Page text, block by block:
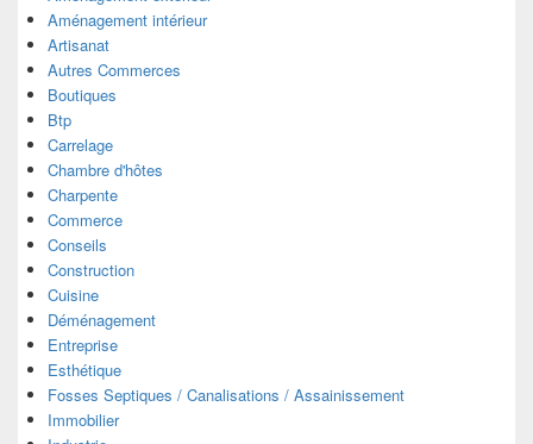
Aménagement intérieur
Artisanat
Autres Commerces
Boutiques
Btp
Carrelage
Chambre d'hôtes
Charpente
Commerce
Conseils
Construction
Cuisine
Déménagement
Entreprise
Esthétique
Fosses Septiques / Canalisations / Assainissement
Immobilier